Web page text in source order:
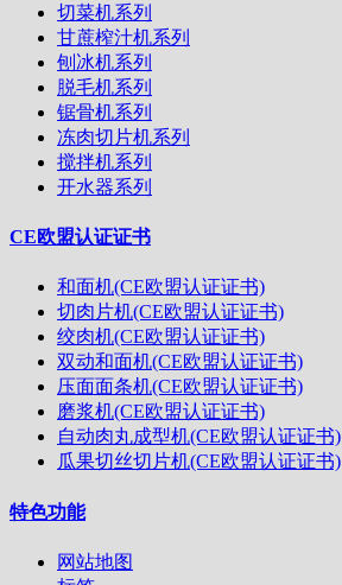
切菜机系列
甘蔗榨汁机系列
刨冰机系列
脱毛机系列
锯骨机系列
冻肉切片机系列
搅拌机系列
开水器系列
CE欧盟认证证书
和面机(CE欧盟认证证书)
切肉片机(CE欧盟认证证书)
绞肉机(CE欧盟认证证书)
双动和面机(CE欧盟认证证书)
压面面条机(CE欧盟认证证书)
磨浆机(CE欧盟认证证书)
自动肉丸成型机(CE欧盟认证证书)
瓜果切丝切片机(CE欧盟认证证书)
特色功能
网站地图